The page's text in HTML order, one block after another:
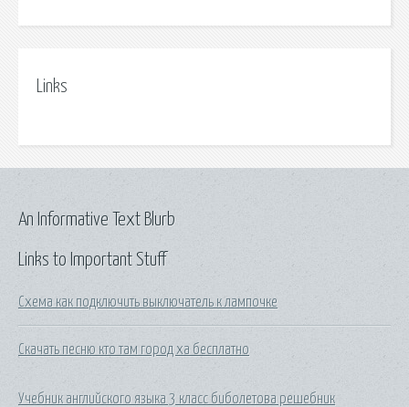
Links
Links to Important Stuff
Схема как подключить выключатель к лампочке
Скачать песню кто там город ха бесплатно
Учебник английского языка 3 класс биболетова решебник
An Informative Text Blurb